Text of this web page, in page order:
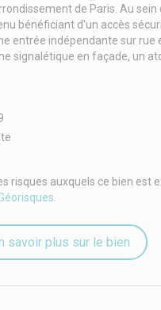
de Paris. Au sein
bénéficiant d'un accès
entrée indépendante sur rue
signalétique en façade, un
câblés et prêts à l'emploi, les
entrée directe sur rue, un grand
des sanitaires privatifs,
de réunion et un bureau
lumineux propice au travail
risques auxquels ce bien est
.
savoir plus sur le bien